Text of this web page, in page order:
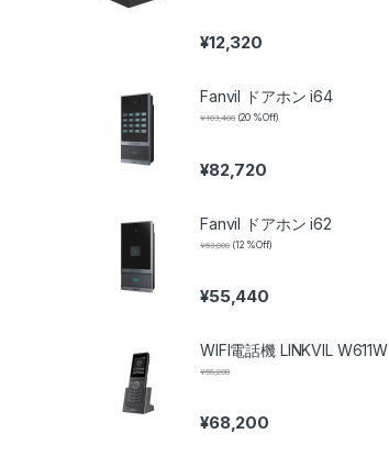
¥12,320
Fanvil ドアホン i64
¥103,400(20 %Off)
¥82,720
Fanvil ドアホン i62
¥63,000 (12 %Off)
¥55,440
WIFI電話機 LINKVIL W611W
¥68,200
¥68,200